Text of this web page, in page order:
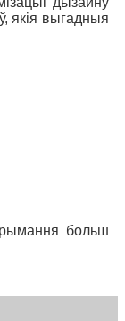
якія выгадныя
больш